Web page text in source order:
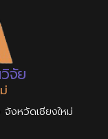
จัย
งหวัดเชียงใหม่